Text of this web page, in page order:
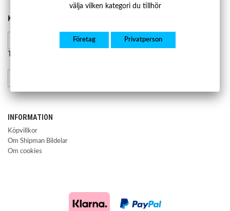
KONTAKTA OSS
Mån-fre 07.00-17.00
Kontakta oss
Lager och leverans
INFORMATION
Köpvillkor
Om Shipman Bildelar
Om cookies
välja vilken kategori du tillhör
Företag Privatperson